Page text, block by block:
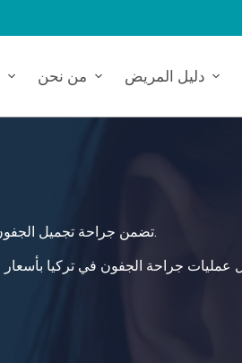
من نحن دليل المريض
تضمن جراحة تجميل الجفون في تركيا أعلى معايير الرعاية، حيث تقدم حلاً شاملاً وآمنًا لاحتياجاتك الصحية.